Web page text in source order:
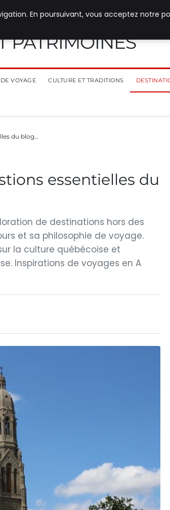
PATRIMOINES
VOYAGE CULTURE ET TRADITIONS
du blog…
essentielles du
de destinations hors des
et sa philosophie de voyage.
la culture québécoise et
Inspirations de voyages en A
En poursuivant, vous acceptez notre